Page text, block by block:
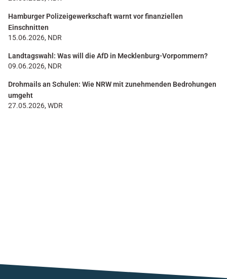
Hamburger Polizeigewerkschaft warnt vor finanziellen
Einschnitten
15.06.2026, NDR
Landtagswahl: Was will die AfD in Mecklenburg-Vorpommern?
09.06.2026, NDR
Drohmails an Schulen: Wie NRW mit zunehmenden Bedrohungen
umgeht
27.05.2026, WDR